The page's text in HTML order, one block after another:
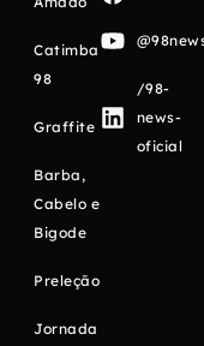
Catimba
98
Graffite
Barba,
Cabelo e
Bigode
Preleção
Jornada
/98-
news-
oficial